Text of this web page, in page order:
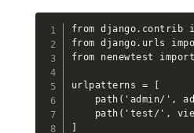
from django.contrib
from django.urls
from nenewtest
urlpatterns = [
path('admin/',
path('test/',